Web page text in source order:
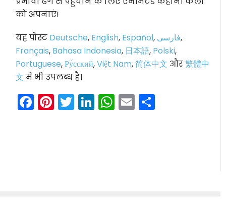
को अपनाएं!
यह पोस्ट Deutsche, English, Español, فارسی,
Français, Bahasa Indonesia, 日本語, Polski,
Portuguese,Ру́сский,Việt Nam,简体中文 और繁體中
文 में भी उपलब्ध है।
Facebook
Pinterest
Twitter
LinkedIn
WhatsApp
Email